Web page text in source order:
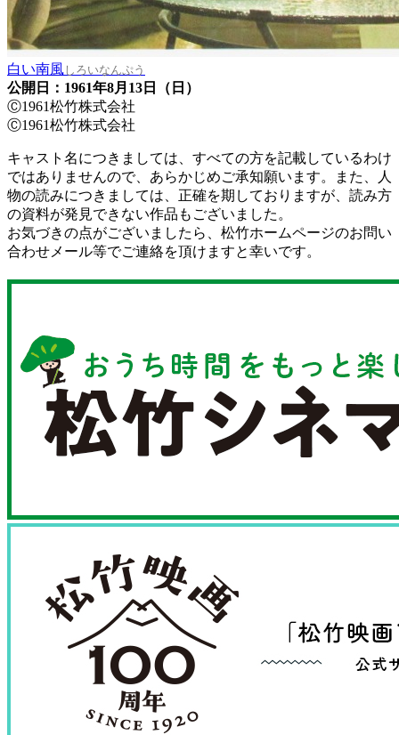
白い南風 しろいなんぷう
公開日：1961年8月13日（日）
Ⓒ1961松竹株式会社
Ⓒ1961松竹株式会社
キャスト名につきましては、すべての方を記載しているわけ
ではありませんので、あらかじめご承知願います。また、人
物の読みにつきましては、正確を期しておりますが、読み方
の資料が発見できない作品もございました。
お気づきの点がございましたら、松竹ホームページのお問い
合わせメール等でご連絡を頂けますと幸いです。